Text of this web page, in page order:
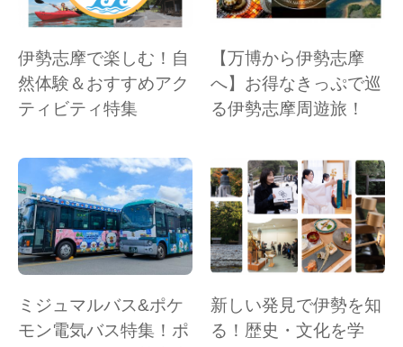
伊勢志摩で楽しむ！自
然体験＆おすすめアク
ティビティ特集
【万博から伊勢志摩
へ】お得なきっぷで巡
る伊勢志摩周遊旅！
ミジュマルバス&ポケ
モン電気バス特集！ポ
新しい発見で伊勢を知
る！歴史・文化を学